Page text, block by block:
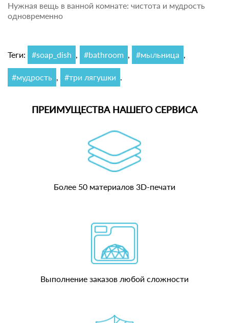
Нужная вещь в ванной комнате: чистота и мудрость
одновременно
Теги: #soap_dish , #bathroom , #мыльница ,
#мудрость , #три лягушки .
ПРЕИМУЩЕСТВА НАШЕГО СЕРВИСА
Более 50 материалов 3D-печати
Выполнение заказов любой сложности